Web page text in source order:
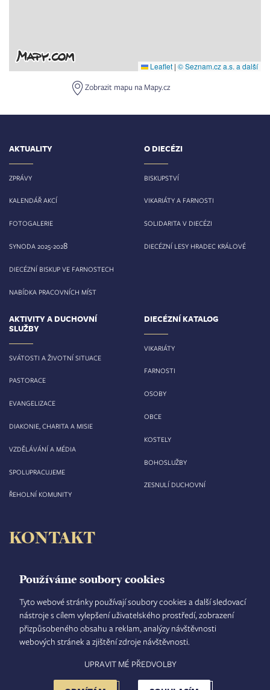
Používáme soubory cookies
Tyto webové stránky používají soubory cookies a další sledovací
nástroje s cílem vylepšení uživatelského prostředí, zobrazení
přizpůsobeného obsahu a reklam, analýzy návštěvnosti
webových stránek a zjištění zdroje návštěvnosti.
UPRAVIT MÉ PŘEDVOLBY
Leaflet | © Seznam.cz a.s. a další
Zobrazit mapu na Mapy.cz
AKTUALITY
ZPRÁVY
KALENDÁŘ AKCÍ
FOTOGALERIE
SYNODA 2025-2028
DIECÉZNÍ BISKUP VE FARNOSTECH
NABÍDKA PRACOVNÍCH MÍST
O DIECÉZI
BISKUPSTVÍ
VIKARIÁTY A FARNOSTI
SOLIDARITA V DIECÉZI
DIECÉZNÍ LESY HRADEC KRÁLOVÉ
AKTIVITY A DUCHOVNÍ
SLUŽBY
SVÁTOSTI A ŽIVOTNÍ SITUACE
PASTORACE
EVANGELIZACE
DIAKONIE, CHARITA A MISIE
VZDĚLÁVÁNÍ A MÉDIA
SPOLUPRACUJEME
ŘEHOLNÍ KOMUNITY
DIECÉZNÍ KATALOG
VIKARIÁTY
FARNOSTI
OSOBY
OBCE
KOSTELY
BOHOSLUŽBY
ZESNULÍ DUCHOVNÍ
KONTAKT
Velké náměstí 35/44
500 03 Hradec Králové
tel.: +420 495 063 611
IČO: 00 44 51 34
DIČ: CZ 00 44 51 34
Číslo účtu: 1006010044/5500
FOOTER
TISKOVÝ MLUVČÍ INTRANET MAPA STRÁNEK
NASTAVENÍ COOKIES